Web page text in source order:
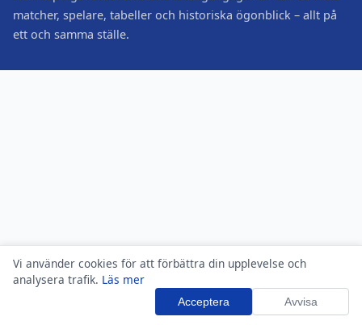
Vi använder cookies för att förbättra din upplevelse och
analysera trafik. Läs mer
Acceptera Avvisa
matcher, spelare, tabeller och historiska ögonblick – allt på
ett och samma ställe.